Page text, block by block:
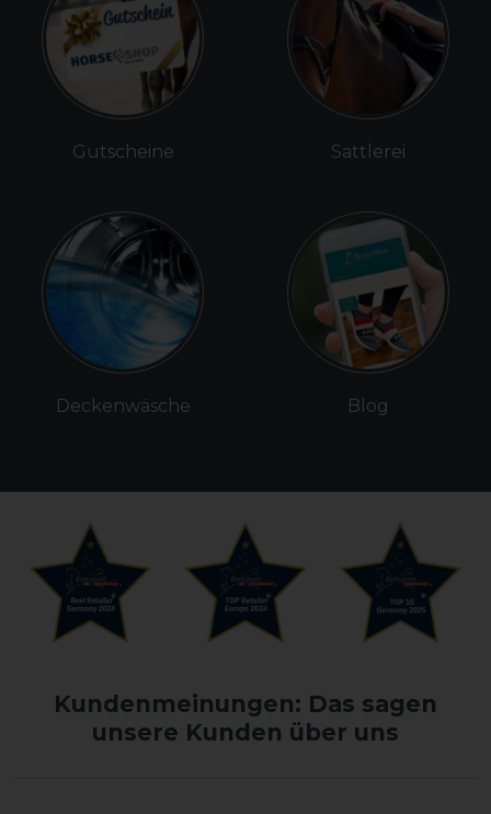
Gutscheine
Deckenwäsche
Sattlerei
Blog
Kundenmeinungen: Das sagen
unsere Kunden über uns